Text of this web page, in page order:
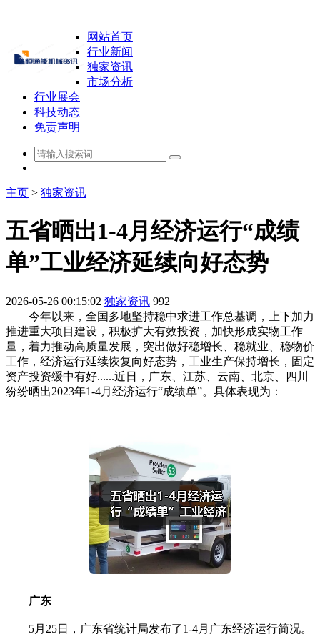
网站首页
行业新闻
独家资讯
市场分析
行业展会
科技动态
免责声明
主页 > 独家资讯
五省晒出1-4月经济运行“成绩
单”工业经济延续向好态势
2026-05-26 00:15:02 独家资讯 992
今年以来，全国多地坚持稳中求进工作总基调，上下加力
推进重大项目建设，积极扩大有效投资，加快形成实物工作
量，着力推动高质量发展，突出做好稳增长、稳就业、稳物价
工作，经济运行延续恢复向好态势，工业生产保持增长，固定
资产投资缓中有好......近日，广东、江苏、云南、北京、四川
纷纷晒出2023年1-4月经济运行“成绩单”。具体表现为：
广东
5月25日，广东省统计局发布了1-4月广东经济运行简况。